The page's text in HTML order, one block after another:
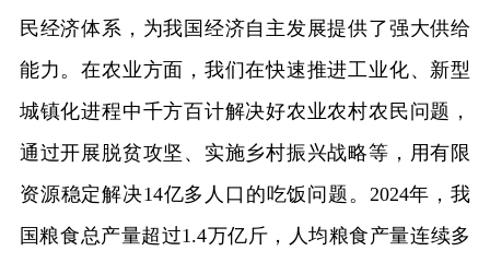
民经济体系，为我国经济自主发展提供了强大供给
能力。在农业方面，我们在快速推进工业化、新型
城镇化进程中千方百计解决好农业农村农民问题，
通过开展脱贫攻坚、实施乡村振兴战略等，用有限
资源稳定解决14亿多人口的吃饭问题。2024年，我
国粮食总产量超过1.4万亿斤，人均粮食产量连续多